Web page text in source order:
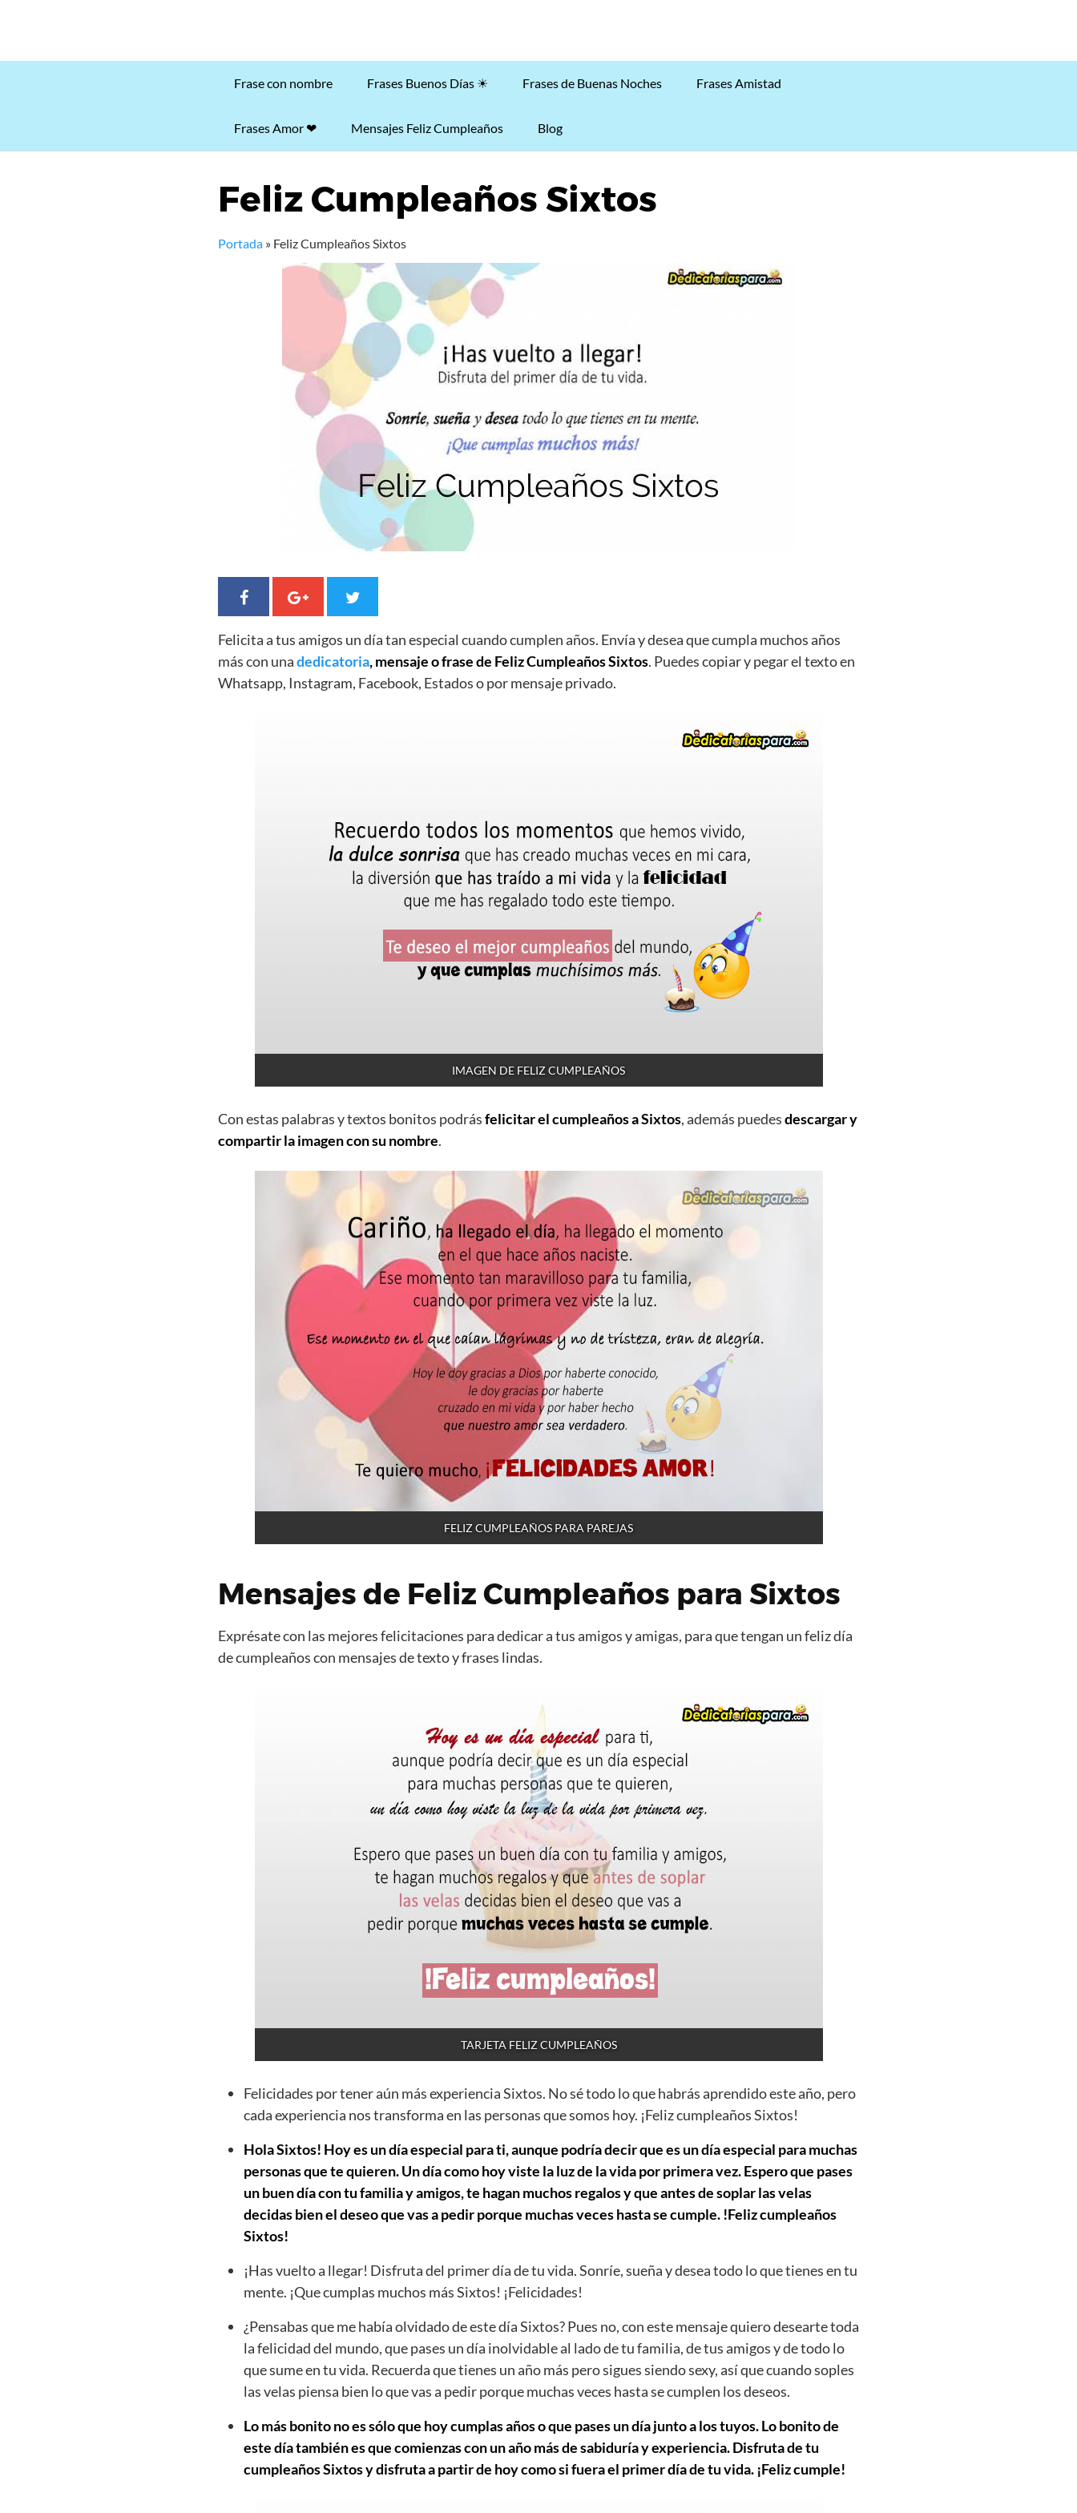
Frase con nombre Frases Buenos Días ☀ Frases de Buenas Noches Frases Amistad
Frases Amor ❤ Mensajes Feliz Cumpleaños Blog
Feliz Cumpleaños Sixtos
Portada » Feliz Cumpleaños Sixtos
Felicita a tus amigos un día tan especial cuando cumplen años. Envía y desea que cumpla muchos años
más con unadedicatoria, mensaje o frase de Feliz Cumpleaños Sixtos. Puedes copiar y pegar el texto en
Whatsapp, Instagram, Facebook, Estados o por mensaje privado.
IMAGEN DE FELIZ CUMPLEAÑOS
Con estas palabras y textos bonitos podrásfelicitar el cumpleaños a Sixtos, además puedesdescargar y
compartir la imagen con su nombre.
FELIZ CUMPLEAÑOS PARA PAREJAS
Mensajes de Feliz Cumpleaños para Sixtos
Exprésate con las mejores felicitaciones para dedicar a tus amigos y amigas, para que tengan un feliz día
de cumpleaños con mensajes de texto y frases lindas.
TARJETA FELIZ CUMPLEAÑOS
Felicidades por tener aún más experiencia Sixtos. No sé todo lo que habrás aprendido este año, pero
cada experiencia nos transforma en las personas que somos hoy. ¡Feliz cumpleaños Sixtos!
Hola Sixtos! Hoy es un día especial para ti, aunque podría decir que es un día especial para muchas
personas que te quieren. Un día como hoy viste la luz de la vida por primera vez. Espero que pases
un buen día con tu familia y amigos, te hagan muchos regalos y que antes de soplar las velas
decidas bien el deseo que vas a pedir porque muchas veces hasta se cumple. !Feliz cumpleaños
Sixtos!
¡Has vuelto a llegar! Disfruta del primer día de tu vida. Sonríe, sueña y desea todo lo que tienes en tu
mente. ¡Que cumplas muchos más Sixtos! ¡Felicidades!
¿Pensabas que me había olvidado de este día Sixtos? Pues no, con este mensaje quiero desearte toda
la felicidad del mundo, que pases un día inolvidable al lado de tu familia, de tus amigos y de todo lo
que sume en tu vida. Recuerda que tienes un año más pero sigues siendo sexy, así que cuando soples
las velas piensa bien lo que vas a pedir porque muchas veces hasta se cumplen los deseos.
Lo más bonito no es sólo que hoy cumplas años o que pases un día junto a los tuyos. Lo bonito de
este día también es que comienzas con un año más de sabiduría y experiencia. Disfruta de tu
cumpleaños Sixtos y disfruta a partir de hoy como si fuera el primer día de tu vida. ¡Feliz cumple!